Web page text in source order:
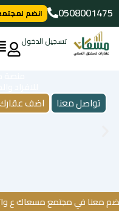
تخطي
إلى
المحتوى
0508001475
انضم
تسجيل الدخول
تواصل معنا اضف
في مجتمع مسعاك ع واتساب